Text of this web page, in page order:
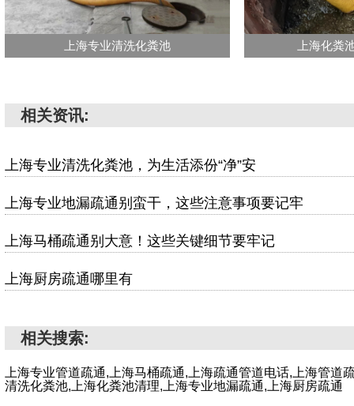
上海专业清洗化粪池 上海化粪
相关资讯:
上海专业清洗化粪池，为生活添份“净”安
上海专业地漏疏通别蛮干，这些注意事项要记牢
上海马桶疏通别大意！这些关键细节要牢记
上海厨房疏通哪里有
相关搜索:
上海专业管道疏通,上海马桶疏通,上海疏通管道电话,上海管道
清洗化粪池,上海化粪池清理,上海专业地漏疏通,上海厨房疏通